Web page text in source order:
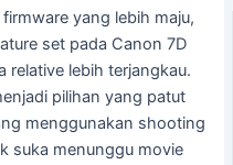
yang lebih maju,
set pada Canon 7D
relative lebih terjangkau.
pilihan yang patut
menggunakan shooting
suka menunggu movie